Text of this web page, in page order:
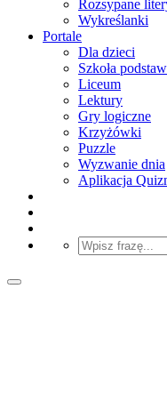
Rozsypane
Wykreślanki
Portale
Dla dzieci
Szkoła
Liceum
Lektury
Gry logiczne
Krzyżówki
Puzzle
Wyzwanie dnia
Aplikacja